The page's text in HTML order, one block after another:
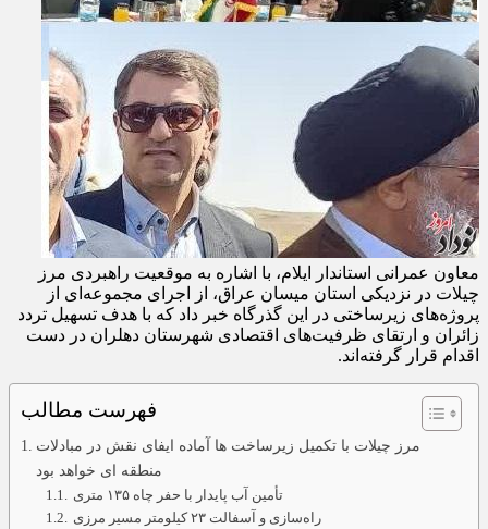
معاون عمرانی استاندار ایلام، با اشاره به موقعیت راهبردی مرز
چیلات در نزدیکی استان میسان عراق، از اجرای مجموعه‌ای از
پروژه‌های زیرساختی در این گذرگاه خبر داد که با هدف تسهیل تردد
زائران و ارتقای ظرفیت‌های اقتصادی شهرستان دهلران در دست
مرز چیلات با تکمیل زیرساخت‌ ها آماده ایفای نقش در مبادلات
منطقه‌ ای خواهد بود
تأمین آب پایدار با حفر چاه ۱۳۵ متری